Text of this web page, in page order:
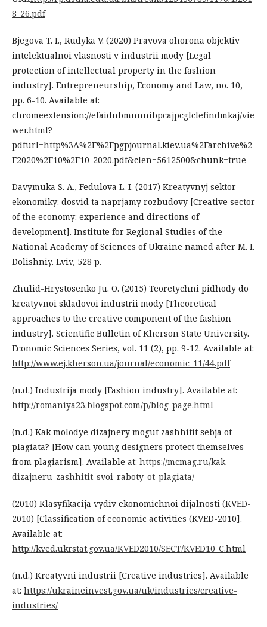
8_26.pdf
Bjegova T. I., Rudyka V. (2020) Pravova ohorona objektiv
intelektualnoi vlasnosti v industrii mody [Legal
protection of intellectual property in the fashion
industry]. Entrepreneurship, Economy and Law, no. 10,
pp. 6-10. Available at:
chromeextension://efaidnbmnnnibpcajpcglclefindmkaj/vie
wer.html?
pdfurl=http%3A%2F%2Fpgpjournal.kiev.ua%2Farchive%2
F2020%2F10%2F10_2020.pdf&clen=5612500&chunk=true
Davymuka S. A., Fedulova L. I. (2017) Kreatyvnyj sektor
ekonomiky: dosvid ta naprjamy rozbudovy [Creative sector
of the economy: experience and directions of
development]. Institute for Regional Studies of the
National Academy of Sciences of Ukraine named after M. I.
Dolishniy. Lviv, 528 p.
Zhulid-Hrystosenko Ju. O. (2015) Teoretychni pidhody do
kreatyvnoi skladovoi industrii mody [Theoretical
approaches to the creative component of the fashion
industry]. Scientific Bulletin of Kherson State University.
Economic Sciences Series, vol. 11 (2), pp. 9-12. Available at:
http://www.ej.kherson.ua/journal/economic_11/44.pdf
(n.d.) Industrija mody [Fashion industry]. Available at:
http://romaniya23.blogspot.com/p/blog-page.html
(n.d.) Kak molodye dizajnery mogut zashhitit sebja ot
plagiata? [How can young designers protect themselves
from plagiarism]. Available at: https://mcmag.ru/kak-
dizajneru-zashhitit-svoi-raboty-ot-plagiata/
(2010) Klasyfikacija vydiv ekonomichnoi dijalnosti (KVED-
2010) [Classification of economic activities (KVED-2010].
Available at:
http://kved.ukrstat.gov.ua/KVED2010/SECT/KVED10_C.html
(n.d.) Kreatyvni industrii [Creative industries]. Available
at: https://ukraineinvest.gov.ua/uk/industries/creative-
industries/